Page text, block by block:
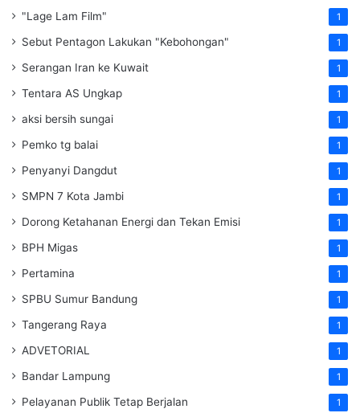
"Lage Lam Film" 1
Sebut Pentagon Lakukan "Kebohongan" 1
Serangan Iran ke Kuwait 1
Tentara AS Ungkap 1
aksi bersih sungai 1
Pemko tg balai 1
Penyanyi Dangdut 1
SMPN 7 Kota Jambi 1
Dorong Ketahanan Energi dan Tekan Emisi 1
BPH Migas 1
Pertamina 1
SPBU Sumur Bandung 1
Tangerang Raya 1
ADVETORIAL 1
Bandar Lampung 1
Pelayanan Publik Tetap Berjalan 1